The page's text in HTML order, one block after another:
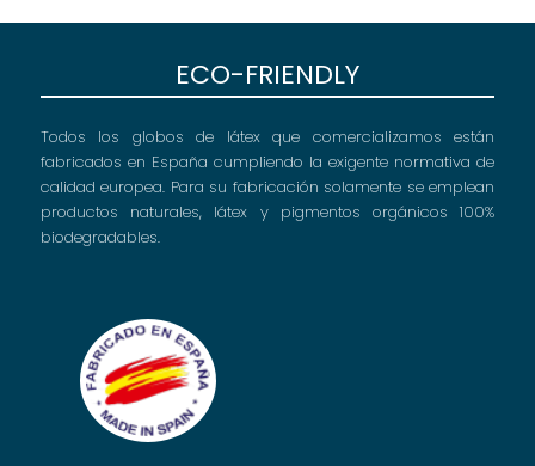
ECO-FRIENDLY
Todos los globos de látex que comercializamos están
fabricados en España cumpliendo la exigente normativa de
calidad europea. Para su fabricación solamente se emplean
productos naturales, látex y pigmentos orgánicos 100%
biodegradables.